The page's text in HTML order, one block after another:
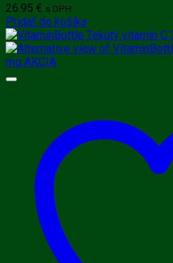
26.95 € s DPH
Pridať do košíka